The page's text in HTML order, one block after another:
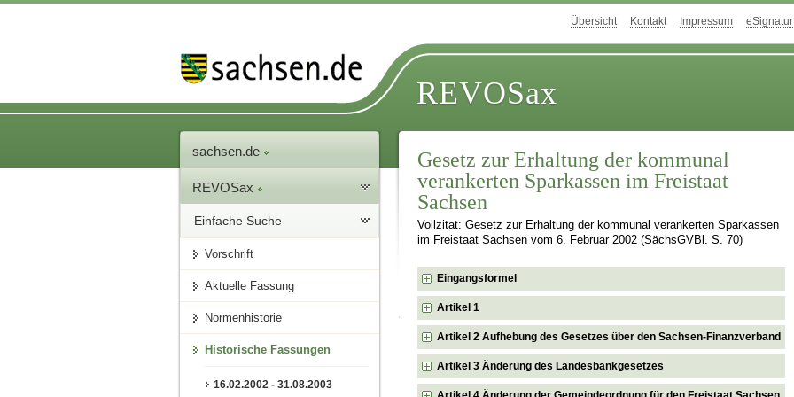
Übersicht Kontakt Impressum eSignatur
REVOSax
sachsen.de
REVOSax
Einfache Suche
Vorschrift
Aktuelle Fassung
Normenhistorie
Historische Fassungen
16.02.2002 - 31.08.2003
Gesetz zur Erhaltung der kommunal
verankerten Sparkassen im Freistaat
Sachsen
Vollzitat: Gesetz zur Erhaltung der kommunal verankerten Sparkassen
im Freistaat Sachsen vom 6. Februar 2002 (SächsGVBl. S. 70)
Eingangsformel
Artikel 1
Artikel 2 Aufhebung des Gesetzes über den Sachsen-Finanzverband
Artikel 3 Änderung des Landesbankgesetzes